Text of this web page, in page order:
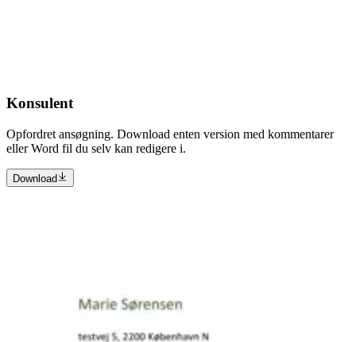
Konsulent
Opfordret ansøgning. Download enten version med kommentarer
eller Word fil du selv kan redigere i.
Download